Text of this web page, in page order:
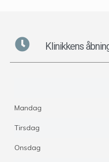
Klinikkens
Mandag
Tirsdag
Onsdag